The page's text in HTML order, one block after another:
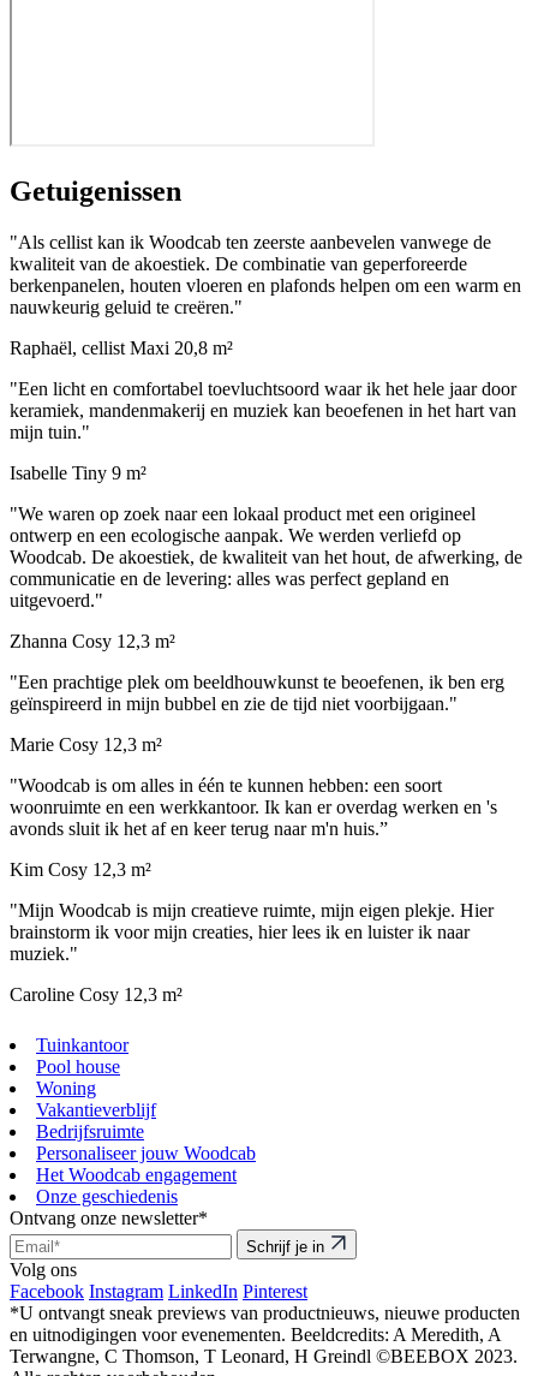
Getuigenissen
"Als cellist kan ik Woodcab ten zeerste aanbevelen vanwege de
kwaliteit van de akoestiek. De combinatie van geperforeerde
berkenpanelen, houten vloeren en plafonds helpen om een warm en
nauwkeurig geluid te creëren."
Raphaël, cellist Maxi 20,8 m²
"Een licht en comfortabel toevluchtsoord waar ik het hele jaar door
keramiek, mandenmakerij en muziek kan beoefenen in het hart van
mijn tuin."
Isabelle Tiny 9 m²
"We waren op zoek naar een lokaal product met een origineel
ontwerp en een ecologische aanpak. We werden verliefd op
Woodcab. De akoestiek, de kwaliteit van het hout, de afwerking, de
communicatie en de levering: alles was perfect gepland en
uitgevoerd."
Zhanna Cosy 12,3 m²
"Een prachtige plek om beeldhouwkunst te beoefenen, ik ben erg
geïnspireerd in mijn bubbel en zie de tijd niet voorbijgaan."
Marie Cosy 12,3 m²
"Woodcab is om alles in één te kunnen hebben: een soort
woonruimte en een werkkantoor. Ik kan er overdag werken en 's
avonds sluit ik het af en keer terug naar m'n huis.”
Kim Cosy 12,3 m²
"Mijn Woodcab is mijn creatieve ruimte, mijn eigen plekje. Hier
brainstorm ik voor mijn creaties, hier lees ik en luister ik naar
muziek."
Caroline Cosy 12,3 m²
Tuinkantoor
Pool house
Woning
Vakantieverblijf
Bedrijfsruimte
Personaliseer jouw Woodcab
Het Woodcab engagement
Onze geschiedenis
Ontvang onze newsletter*
Schrijf je in
Volg ons
Facebook Instagram LinkedIn Pinterest
*U ontvangt sneak previews van productnieuws, nieuwe producten
en uitnodigingen voor evenementen. Beeldcredits: A Meredith, A
Terwangne, C Thomson, T Leonard, H Greindl ©BEEBOX 2023.